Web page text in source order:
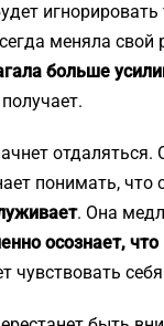
меняла свой
больше
понимать,
. Она
осознает,
чувствовать